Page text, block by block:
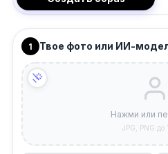
1 Твое фото или ИИ-
Нажми или
JPG, PNG до